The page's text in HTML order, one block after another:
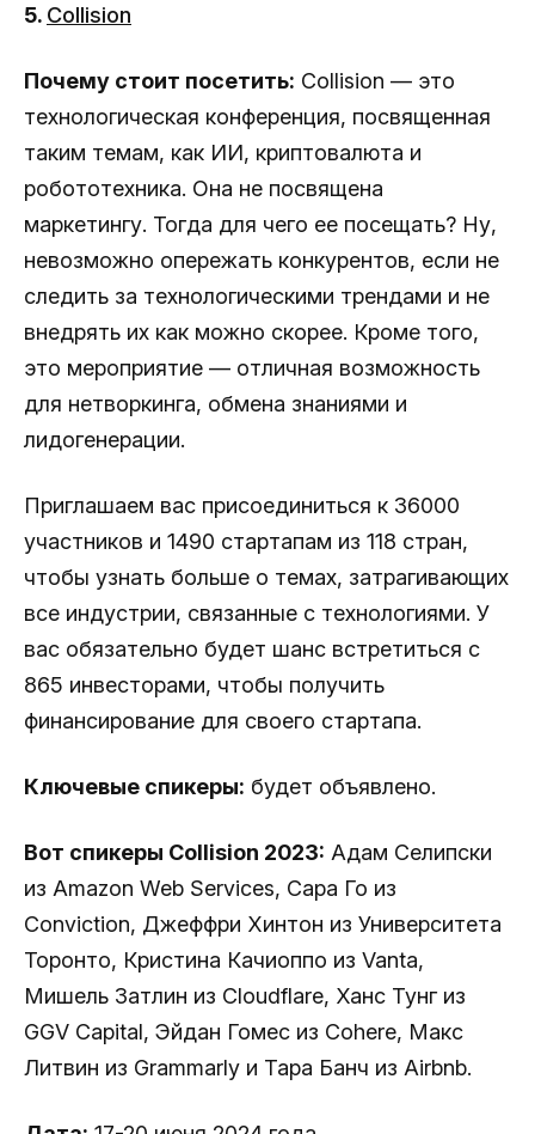
5. Collision
Почему стоит посетить: Collision — это
технологическая конференция, посвященная
таким темам, как ИИ, криптовалюта и
робототехника. Она не посвящена
маркетингу. Тогда для чего ее посещать? Ну,
невозможно опережать конкурентов, если не
следить за технологическими трендами и не
внедрять их как можно скорее. Кроме того,
это мероприятие — отличная возможность
для нетворкинга, обмена знаниями и
лидогенерации.
Приглашаем вас присоединиться к 36000
участников и 1490 стартапам из 118 стран,
чтобы узнать больше о темах, затрагивающих
все индустрии, связанные с технологиями. У
вас обязательно будет шанс встретиться с
865 инвесторами, чтобы получить
финансирование для своего стартапа.
Ключевые спикеры: будет объявлено.
Вот спикеры Collision 2023: Адам Селипски
из Amazon Web Services, Сара Го из
Conviction, Джеффри Хинтон из Университета
Торонто, Кристина Качиоппо из Vanta,
Мишель Затлин из Cloudflare, Ханс Тунг из
GGV Capital, Эйдан Гомес из Cohere, Макс
Литвин из Grammarly и Тара Банч из Airbnb.